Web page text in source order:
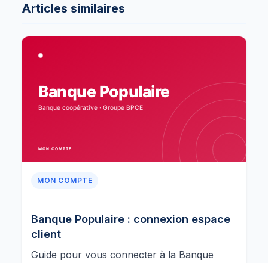
Articles similaires
MON COMPTE
Banque Populaire : connexion espace
client
Guide pour vous connecter à la Banque